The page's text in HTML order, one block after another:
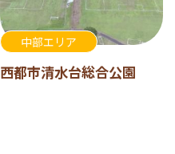
中部エリア
西都市清水台総合公園